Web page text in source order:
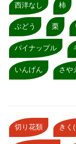
西洋なし 柿
ぶどう 栗
パイナップル
いんげん さや
切り花類 きく